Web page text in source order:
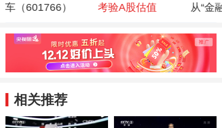
车（601766）
考验A股估值
从“金
相关推荐